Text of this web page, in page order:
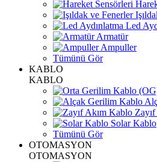
Led
Armatür
Ampuller
Tümünü Gör
KABLO
KABLO
Solar Kablo
Tümünü Gör
OTOMASYON
OTOMASYON